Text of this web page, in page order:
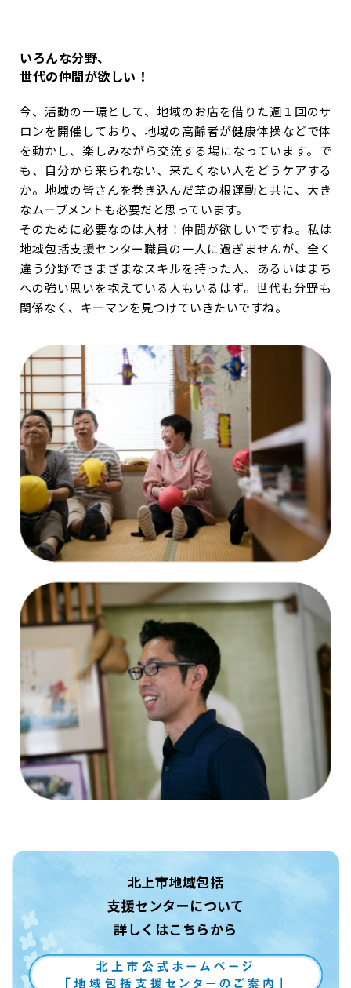
いろんな分野、
世代の仲間が欲しい！
今、活動の一環として、地域のお店を借りた週１回のサ
ロンを開催しており、地域の高齢者が健康体操などで体
を動かし、楽しみながら交流する場になっています。で
も、自分から来られない、来たくない人をどうケアする
か。地域の皆さんを巻き込んだ草の根運動と共に、大き
なムーブメントも必要だと思っています。
そのために必要なのは人材！仲間が欲しいですね。私は
地域包括支援センター職員の一人に過ぎませんが、全く
違う分野でさまざまなスキルを持った人、あるいはまち
への強い思いを抱えている人もいるはず。世代も分野も
関係なく、キーマンを見つけていきたいですね。
北上市地域包括
支援センターについて
詳しくはこちらから